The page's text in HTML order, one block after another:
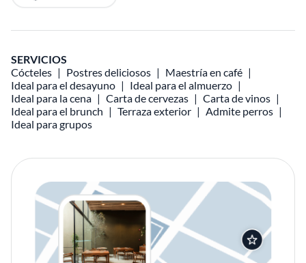
SERVICIOS
Cócteles
Postres deliciosos
Maestría en café
Ideal para el desayuno
Ideal para el almuerzo
Ideal para la cena
Carta de cervezas
Carta de vinos
Ideal para el brunch
Terraza exterior
Admite perros
Ideal para grupos